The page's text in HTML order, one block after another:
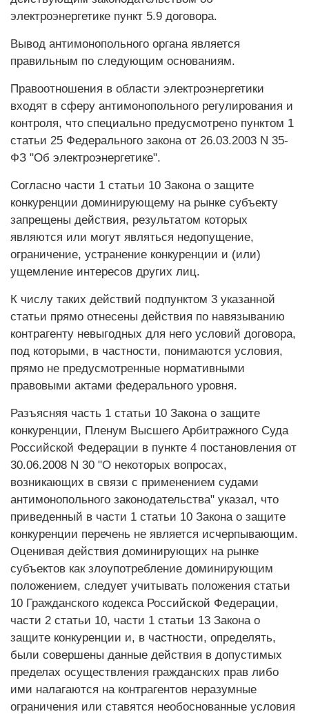
электроэнергетике пункт 5.9 договора.
Вывод антимонопольного органа является
правильным по следующим основаниям.
Правоотношения в области электроэнергетики
входят в сферу антимонопольного регулирования и
контроля, что специально предусмотрено пунктом 1
статьи 25 Федерального закона от 26.03.2003 N 35-
ФЗ "Об электроэнергетике".
Согласно части 1 статьи 10 Закона о защите
конкуренции доминирующему на рынке субъекту
запрещены действия, результатом которых
являются или могут являться недопущение,
ограничение, устранение конкуренции и (или)
ущемление интересов других лиц.
К числу таких действий подпунктом 3 указанной
статьи прямо отнесены действия по навязыванию
контрагенту невыгодных для него условий договора,
под которыми, в частности, понимаются условия,
прямо не предусмотренные нормативными
правовыми актами федерального уровня.
Разъясняя часть 1 статьи 10 Закона о защите
конкуренции, Пленум Высшего Арбитражного Суда
Российской Федерации в пункте 4 постановления от
30.06.2008 N 30 "О некоторых вопросах,
возникающих в связи с применением судами
антимонопольного законодательства" указал, что
приведенный в части 1 статьи 10 Закона о защите
конкуренции перечень не является исчерпывающим.
Оценивая действия доминирующих на рынке
субъектов как злоупотребление доминирующим
положением, следует учитывать положения статьи
10 Гражданского кодекса Российской Федерации,
части 2 статьи 10, части 1 статьи 13 Закона о
защите конкуренции и, в частности, определять,
были совершены данные действия в допустимых
пределах осуществления гражданских прав либо
ими налагаются на контрагентов неразумные
ограничения или ставятся необоснованные условия